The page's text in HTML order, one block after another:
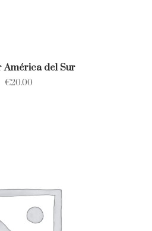
América del Sur
€20.00